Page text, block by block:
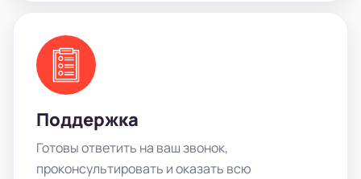
Поддержка
Готовы ответить на ваш звонок,
проконсультировать и оказать всю